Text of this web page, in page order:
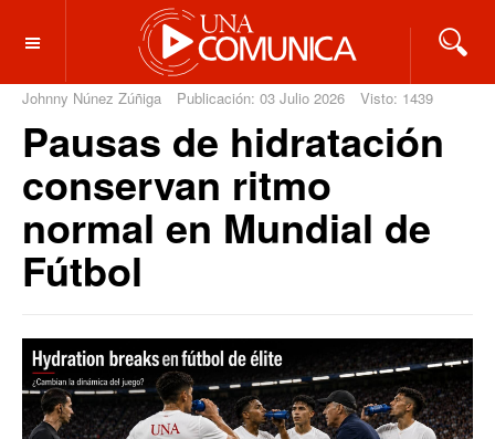
OFF CANVAS
Johnny Núnez Zúñiga Publicación: 03 Julio 2026 Visto: 1439
Pausas de hidratación
conservan ritmo
normal en Mundial de
Fútbol